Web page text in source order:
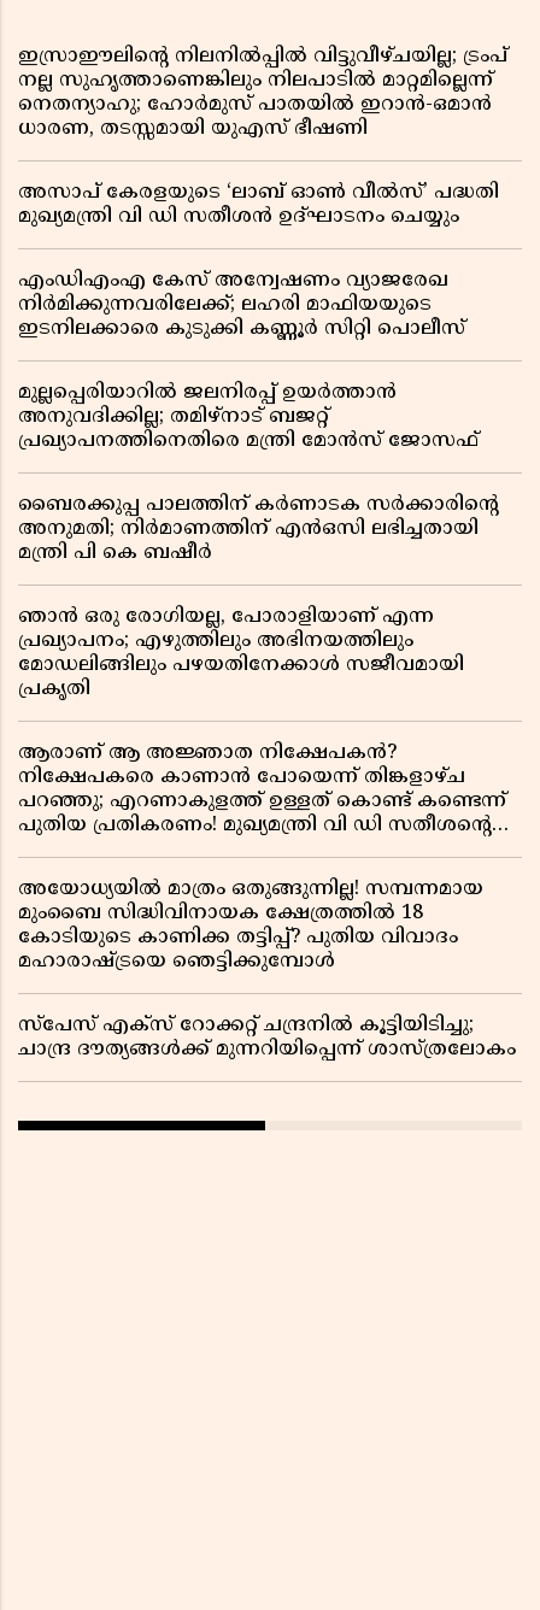
ഇസ്രാഈലിന്റെ നിലനിൽപ്പിൽ വിട്ടുവീഴ്ചയില്ല; ട്രംപ്
നല്ല സുഹൃത്താണെങ്കിലും നിലപാടിൽ മാറ്റമില്ലെന്ന്
നെതന്യാഹു; ഹോർമുസ് പാതയിൽ ഇറാൻ-ഒമാൻ
ധാരണ, തടസ്സമായി യുഎസ് ഭീഷണി
അസാപ് കേരളയുടെ ‘ലാബ് ഓൺ വീൽസ്’ പദ്ധതി
മുഖ്യമന്ത്രി വി ഡി സതീശൻ ഉദ്ഘാടനം ചെയ്യും
എംഡിഎംഎ കേസ് അന്വേഷണം വ്യാജരേഖ
നിർമിക്കുന്നവരിലേക്ക്; ലഹരി മാഫിയയുടെ
ഇടനിലക്കാരെ കുടുക്കി കണ്ണൂർ സിറ്റി പൊലീസ്
മുല്ലപ്പെരിയാറിൽ ജലനിരപ്പ് ഉയർത്താൻ
അനുവദിക്കില്ല; തമിഴ്നാട് ബജറ്റ്
പ്രഖ്യാപനത്തിനെതിരെ മന്ത്രി മോൻസ് ജോസഫ്
ബൈരക്കുപ്പ പാലത്തിന് കർണാടക സർക്കാരിൻ്റെ
അനുമതി; നിർമാണത്തിന് എൻഒസി ലഭിച്ചതായി
മന്ത്രി പി കെ ബഷീർ
ഞാൻ ഒരു രോഗിയല്ല, പോരാളിയാണ് എന്ന
പ്രഖ്യാപനം; എഴുത്തിലും അഭിനയത്തിലും
മോഡലിങ്ങിലും പഴയതിനേക്കാൾ സജീവമായി
പ്രകൃതി
ആരാണ് ആ അജ്ഞാത നിക്ഷേപകൻ?
നിക്ഷേപകരെ കാണാൻ പോയെന്ന് തിങ്കളാഴ്ച
പറഞ്ഞു; എറണാകുളത്ത് ഉള്ളത് കൊണ്ട് കണ്ടെന്ന്
പുതിയ പ്രതികരണം! മുഖ്യമന്ത്രി വി ഡി സതീശന്റെ
അയോധ്യയിൽ മാത്രം ഒതുങ്ങുന്നില്ല! സമ്പന്നമായ
മുംബൈ സിദ്ധിവിനായക ക്ഷേത്രത്തിൽ 18
കോടിയുടെ കാണിക്ക തട്ടിപ്പ്? പുതിയ വിവാദം
മഹാരാഷ്ട്രയെ ഞെട്ടിക്കുമ്പോൾ
സ്പേസ് എക്സ് റോക്കറ്റ് ചന്ദ്രനിൽ കൂട്ടിയിടിച്ചു;
ചാന്ദ്ര ദൗത്യങ്ങൾക്ക് മുന്നറിയിപ്പെന്ന് ശാസ്ത്രലോകം ​​​​​​​